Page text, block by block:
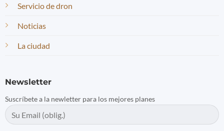
Servicio de dron
Noticias
La ciudad
Newsletter
Suscríbete a la newletter para los mejores planes